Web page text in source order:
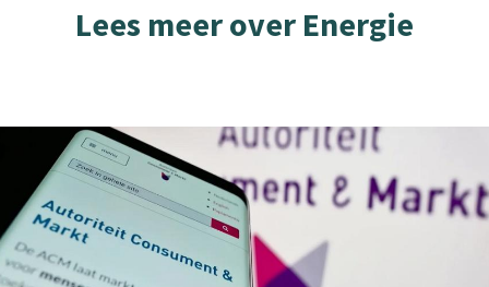
Lees meer over Energie